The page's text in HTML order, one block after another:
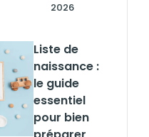
2026
Liste de
naissance :
le guide
essentiel
pour bien